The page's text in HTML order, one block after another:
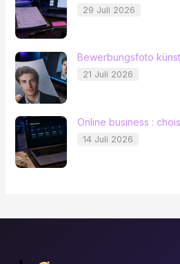
29 Juli 2026
Bewerbungsfoto
21 Juli 2026
Online business :
14 Juli 2026